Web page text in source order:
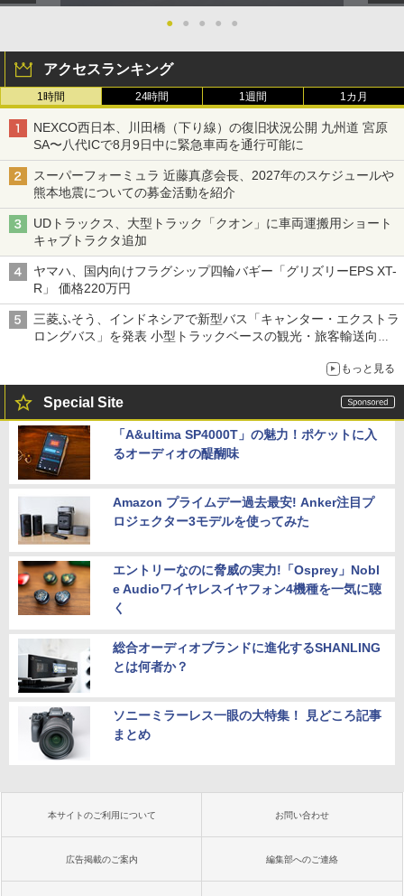
● ● ● ● ●
アクセスランキング
1時間 24時間 1週間 1カ月
NEXCO西日本、川田橋（下り線）の復旧状況公開 九州道 宮原
SA〜八代ICで8月9日中に緊急車両を通行可能に
スーパーフォーミュラ 近藤真彦会長、2027年のスケジュールや
熊本地震についての募金活動を紹介
UDトラックス、大型トラック「クオン」に車両運搬用ショート
キャブトラクタ追加
ヤマハ、国内向けフラグシップ四輪バギー「グリズリーEPS XT-
R」 価格220万円
三菱ふそう、インドネシアで新型バス「キャンター・エクストラ
ロングバス」を発表 小型トラックベースの観光・旅客輸送向け
もっと見る
Special Site
「A&ultima SP4000T」の魅力！ポケットに入
るオーディオの醍醐味
Amazon プライムデー過去最安! Anker注目プ
ロジェクター3モデルを使ってみた
エントリーなのに脅威の実力!「Osprey」Nobl
e Audioワイヤレスイヤフォン4機種を一気に聴
く
総合オーディオブランドに進化するSHANLING
とは何者か？
ソニーミラーレス一眼の大特集！ 見どころ記事
まとめ
本サイトのご利用について お問い合わせ
広告掲載のご案内 編集部へのご連絡